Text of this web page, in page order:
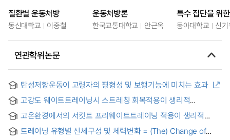
질환별 운동처방
동신대학교 이중철
운동처방론
한국교통대학교 안근옥 동아대학교 신
연관학위논문
탄성저항운동이 고령자의 평형성 및 보행기능에 미치는 효과
고강도 웨이트트레이닝시 스트레칭 회복적용이 생리적
고온환경에서의 서킷트 프리웨이트트레이닝 적용이 생리적
트레이닝 유형별 신체구성 및 체력변화 = (The) Change of